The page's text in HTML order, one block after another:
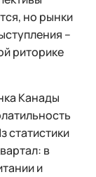
но рынки
–
риторике
Канады
статистики
в
и